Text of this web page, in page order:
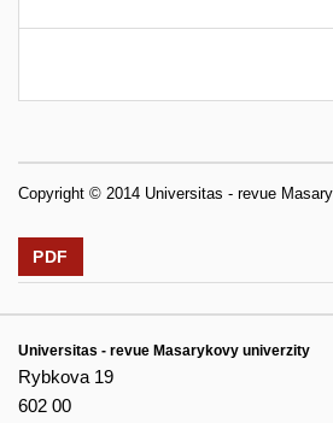
Copyright © 2014 Universitas - revue
PDF
Universitas - revue Masarykovy univerzity
Rybkova 19
602 00